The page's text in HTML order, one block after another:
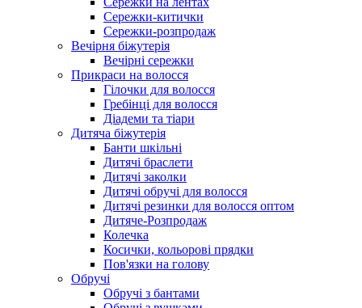
Сережки-китички
Сережки-розпродаж
Вечірня біжутерія
Вечірні сережки
Прикраси на волосся
Гілочки для волосся
Гребінці для волосся
Діадеми та тіари
Дитяча біжутерія
Банти шкільні
Дитячі браслети
Дитячі заколки
Дитячі обручі для волосся
Дитячі резинки для волосся оптом
Дитяче-Розпродаж
Колечка
Косички, кольорові прядки
Пов'язки на голову
Обручі
Обручі з бантами